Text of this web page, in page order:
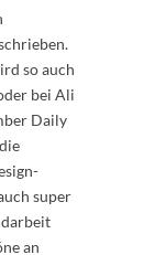
so auch
bei Ali
Daily
super
an